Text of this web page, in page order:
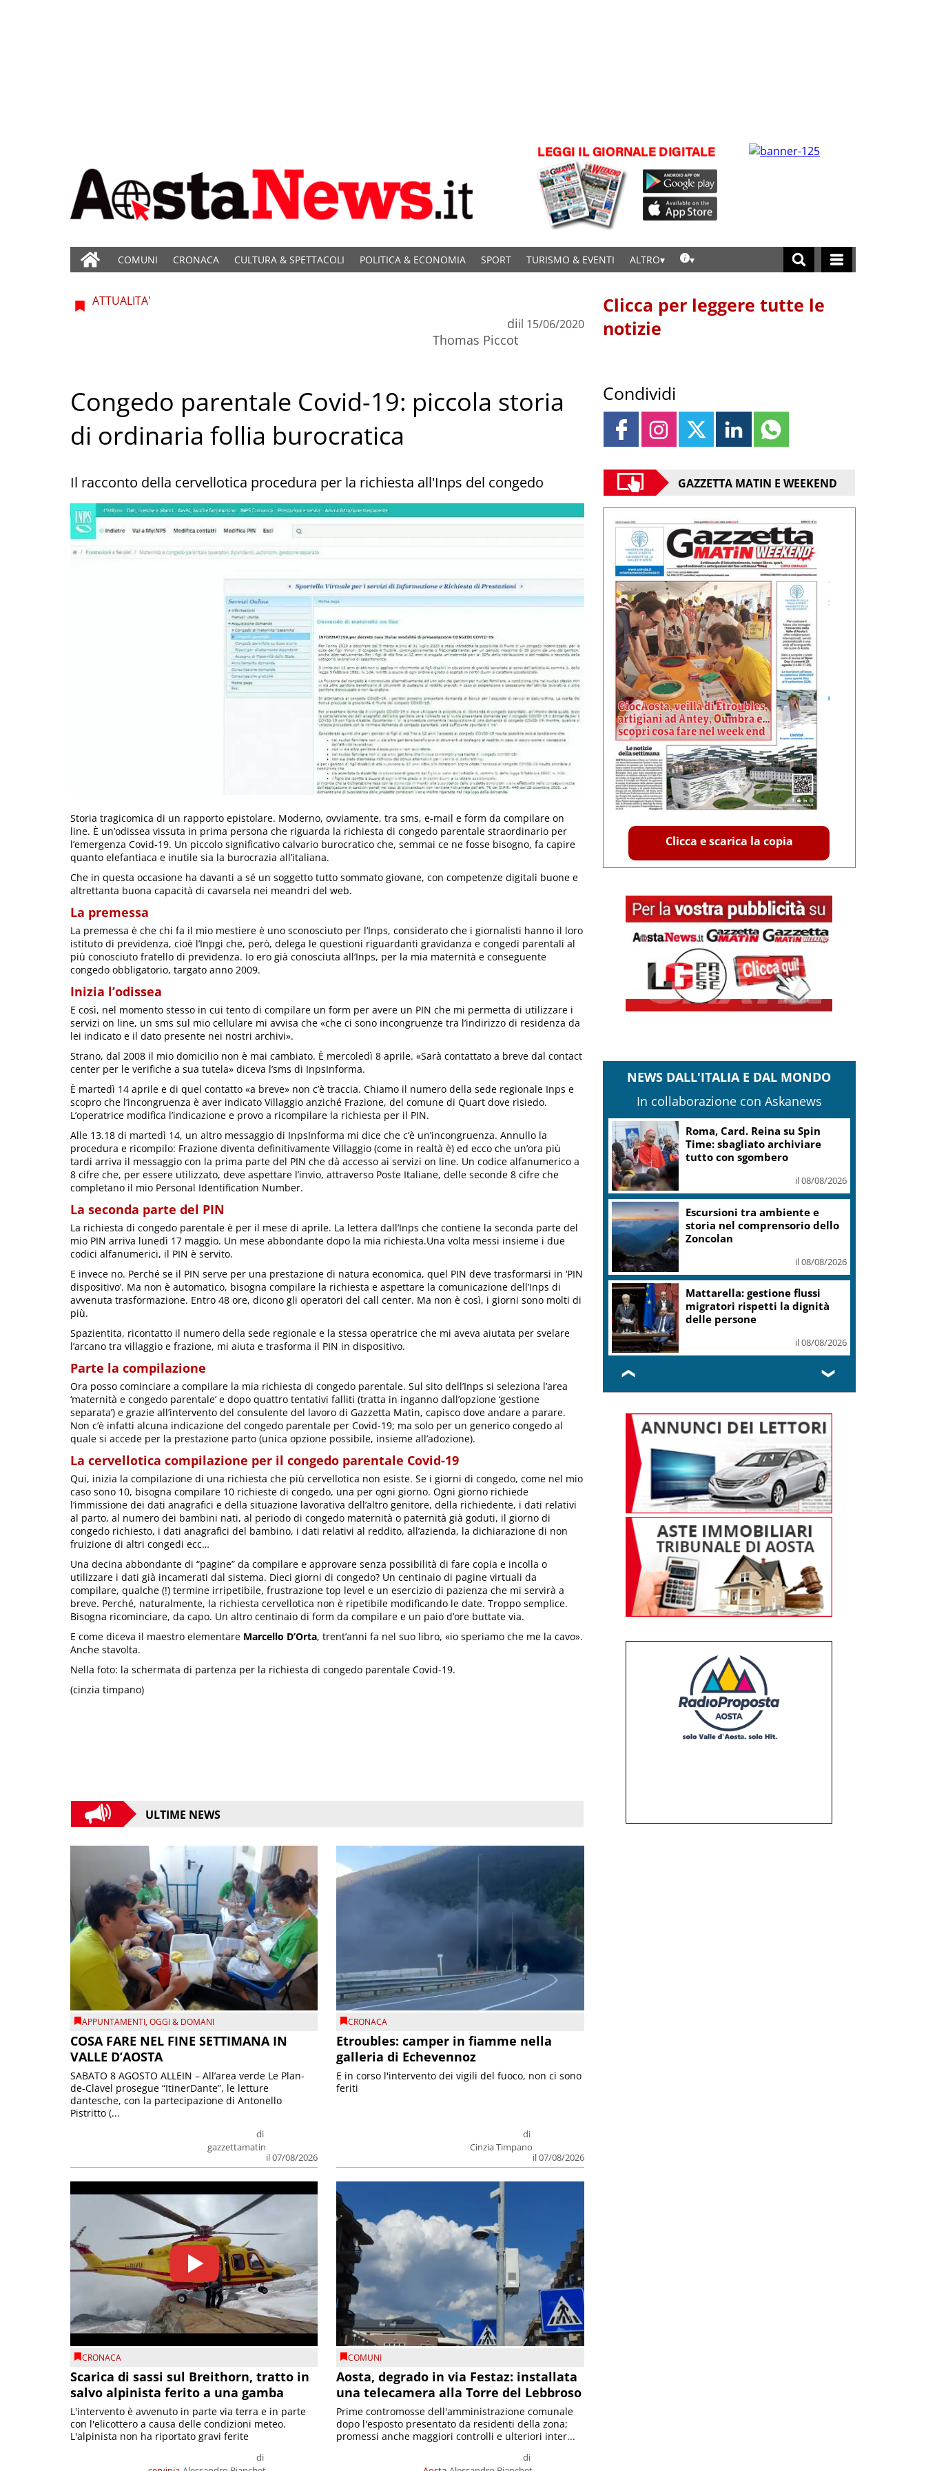
COMUNI CRONACA CULTURA & SPETTACOLI POLITICA & ECONOMIA SPORT TURISMO & EVENTI ALTRO
ATTUALITA'
di
Thomas Piccot
il 15/06/2020
Congedo parentale Covid-19: piccola storia
di ordinaria follia burocratica
Il racconto della cervellotica procedura per la richiesta all'Inps del congedo
Storia tragicomica di un rapporto epistolare. Moderno, ovviamente, tra sms, e-mail e form da compilare on
line. È un’odissea vissuta in prima persona che riguarda la richiesta di congedo parentale straordinario per
l’emergenza Covid-19. Un piccolo significativo calvario burocratico che, semmai ce ne fosse bisogno, fa capire
quanto elefantiaca e inutile sia la burocrazia all’italiana.
Che in questa occasione ha davanti a sé un soggetto tutto sommato giovane, con competenze digitali buone e
altrettanta buona capacità di cavarsela nei meandri del web.
La premessa
La premessa è che chi fa il mio mestiere è uno sconosciuto per l’Inps, considerato che i giornalisti hanno il loro
istituto di previdenza, cioè l’Inpgi che, però, delega le questioni riguardanti gravidanza e congedi parentali al
più conosciuto fratello di previdenza. Io ero già conosciuta all’Inps, per la mia maternità e conseguente
congedo obbligatorio, targato anno 2009.
Inizia l’odissea
E così, nel momento stesso in cui tento di compilare un form per avere un PIN che mi permetta di utilizzare i
servizi on line, un sms sul mio cellulare mi avvisa che «che ci sono incongruenze tra l’indirizzo di residenza da
lei indicato e il dato presente nei nostri archivi».
Strano, dal 2008 il mio domicilio non è mai cambiato. È mercoledì 8 aprile. «Sarà contattato a breve dal contact
center per le verifiche a sua tutela» diceva l’sms di InpsInforma.
È martedì 14 aprile e di quel contatto «a breve» non c’è traccia. Chiamo il numero della sede regionale Inps e
scopro che l’incongruenza è aver indicato Villaggio anziché Frazione, del comune di Quart dove risiedo.
L’operatrice modifica l’indicazione e provo a ricompilare la richiesta per il PIN.
Alle 13.18 di martedì 14, un altro messaggio di InpsInforma mi dice che c’è un’incongruenza. Annullo la
procedura e ricompilo: Frazione diventa definitivamente Villaggio (come in realtà è) ed ecco che un’ora più
tardi arriva il messaggio con la prima parte del PIN che dà accesso ai servizi on line. Un codice alfanumerico a
8 cifre che, per essere utilizzato, deve aspettare l’invio, attraverso Poste Italiane, delle seconde 8 cifre che
completano il mio Personal Identification Number.
La seconda parte del PIN
La richiesta di congedo parentale è per il mese di aprile. La lettera dall’Inps che contiene la seconda parte del
mio PIN arriva lunedì 17 maggio. Un mese abbondante dopo la mia richiesta.Una volta messi insieme i due
codici alfanumerici, il PIN è servito.
E invece no. Perché se il PIN serve per una prestazione di natura economica, quel PIN deve trasformarsi in ‘PIN
dispositivo’. Ma non è automatico, bisogna compilare la richiesta e aspettare la comunicazione dell’Inps di
avvenuta trasformazione. Entro 48 ore, dicono gli operatori del call center. Ma non è così, i giorni sono molti di
più.
Spazientita, ricontatto il numero della sede regionale e la stessa operatrice che mi aveva aiutata per svelare
l’arcano tra villaggio e frazione, mi aiuta e trasforma il PIN in dispositivo.
Parte la compilazione
Ora posso cominciare a compilare la mia richiesta di congedo parentale. Sul sito dell’Inps si seleziona l’area
‘maternità e congedo parentale’ e dopo quattro tentativi falliti (tratta in inganno dall’opzione ‘gestione
separata’) e grazie all’intervento del consulente del lavoro di Gazzetta Matin, capisco dove andare a parare.
Non c’è infatti alcuna indicazione del congedo parentale per Covid-19; ma solo per un generico congedo al
quale si accede per la prestazione parto (unica opzione possibile, insieme all’adozione).
La cervellotica compilazione per il congedo parentale Covid-19
Qui, inizia la compilazione di una richiesta che più cervellotica non esiste. Se i giorni di congedo, come nel mio
caso sono 10, bisogna compilare 10 richieste di congedo, una per ogni giorno. Ogni giorno richiede
l’immissione dei dati anagrafici e della situazione lavorativa dell’altro genitore, della richiedente, i dati relativi
al parto, al numero dei bambini nati, al periodo di congedo maternità o paternità già goduti, il giorno di
congedo richiesto, i dati anagrafici del bambino, i dati relativi al reddito, all’azienda, la dichiarazione di non
fruizione di altri congedi ecc…
Una decina abbondante di “pagine” da compilare e approvare senza possibilità di fare copia e incolla o
utilizzare i dati già incamerati dal sistema. Dieci giorni di congedo? Un centinaio di pagine virtuali da
compilare, qualche (!) termine irripetibile, frustrazione top level e un esercizio di pazienza che mi servirà a
breve. Perché, naturalmente, la richiesta cervellotica non è ripetibile modificando le date. Troppo semplice.
Bisogna ricominciare, da capo. Un altro centinaio di form da compilare e un paio d’ore buttate via.
E come diceva il maestro elementare Marcello D’Orta, trent’anni fa nel suo libro, «io speriamo che me la cavo».
Anche stavolta.
Nella foto: la schermata di partenza per la richiesta di congedo parentale Covid-19.
(cinzia timpano)
ULTIME NEWS
APPUNTAMENTI,OGGI & DOMANI
COSA FARE NEL FINE SETTIMANA IN
VALLE D’AOSTA
di
gazzettamatin
il 07/08/2026
SABATO 8 AGOSTO ALLEIN – All’area verde Le Plan-
de-Clavel prosegue “ItinerDante”, le letture
dantesche, con la partecipazione di Antonello
Pistritto (...
CRONACA
Etroubles: camper in fiamme nella
galleria di Echevennoz
di
Cinzia Timpano
il 07/08/2026
E in corso l'intervento dei vigili del fuoco, non ci sono
feriti
CRONACA
Scarica di sassi sul Breithorn, tratto in
salvo alpinista ferito a una gamba
di
L'intervento è avvenuto in parte via terra e in parte
con l'elicottero a causa delle condizioni meteo.
L'alpinista non ha riportato gravi ferite
COMUNI
Aosta, degrado in via Festaz: installata
una telecamera alla Torre del Lebbroso
di
Prime contromosse dell'amministrazione comunale
dopo l'esposto presentato da residenti della zona;
promessi anche maggiori controlli e ulteriori inter...
Clicca per leggere tutte le
notizie
Condividi
GAZZETTA MATIN E WEEKEND
Clicca e scarica la copia
NEWS DALL'ITALIA E DAL MONDO
In collaborazione con Askanews
Marcinelle, Meloni: rinnovato
impegno a difesa di lavoro,
libertà, dignità
il 08/08/2026
“OltreGusto Oltrepo Terra di
Pinot Nero” debutta a Voghera
il 08/08/2026
Spagna: da oggi controlli sui
viaggiatori dall’Italia
❮ ❯